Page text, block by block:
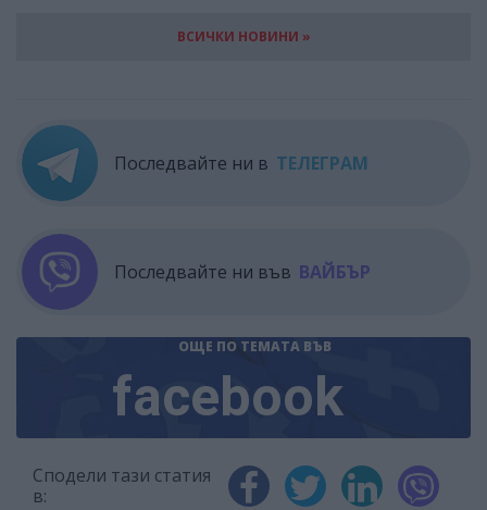
ВСИЧКИ НОВИНИ »
Последвайте ни в ТЕЛЕГРАМ
Последвайте ни във ВАЙБЪР
ОЩЕ ПО ТЕМАТА ВЪВ
facebook
Сподели тази статия
в: